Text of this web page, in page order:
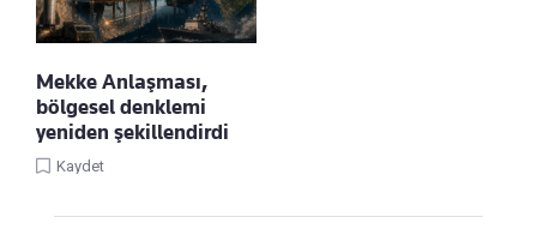
Mekke Anlaşması,
bölgesel denklemi
yeniden şekillendirdi
Kaydet